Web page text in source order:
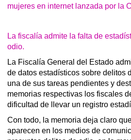
mujeres en internet lanzada por la
La fiscalía admite la falta de
odio.
La Fiscalía General del Estado
de datos estadísticos sobre delitos
una de sus tareas pendientes y
memorias respectivas los fiscales
dificultad de llevar un registro
Con todo, la memoria deja claro
aparecen en los medios de